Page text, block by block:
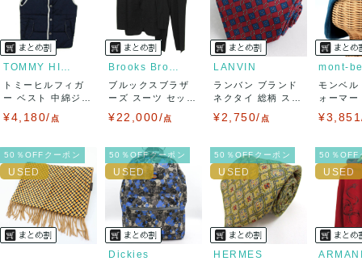
USED品に関しましては、見る方によって状態の価値観が異な
りますので、トラブルを避けるため、神経質な方や完璧な商
品を求められる方は御購入をお控えください。
また商品には細心の注意をはらっておりますが、何かござい
ましたら、レビュー記載前に必ずコメント欄よりご連絡お願
い致します。対応できることがあれば、誠意をもって対応致
します。
また並行輸入品もございますので、真贋方法などお答えでき
TOMMY HILFIGER
トミーヒルフィガ
ー ベスト 中綿ジャ
¥4,180/ 点
Brooks Brothers
ブルックスブラザ
ーズ スーツ セット
¥22,000/点
LANVIN
ランバン ブランド
ネクタイ 総柄 スク
¥2,750/ 点
mont-
モンベル
ォーマ
50％OFFクーポン 50％OFFクーポン
Dickies
50％OFFクーポン
HERMES
50％OFF